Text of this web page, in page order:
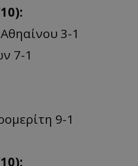
3-1
7-1
9-1